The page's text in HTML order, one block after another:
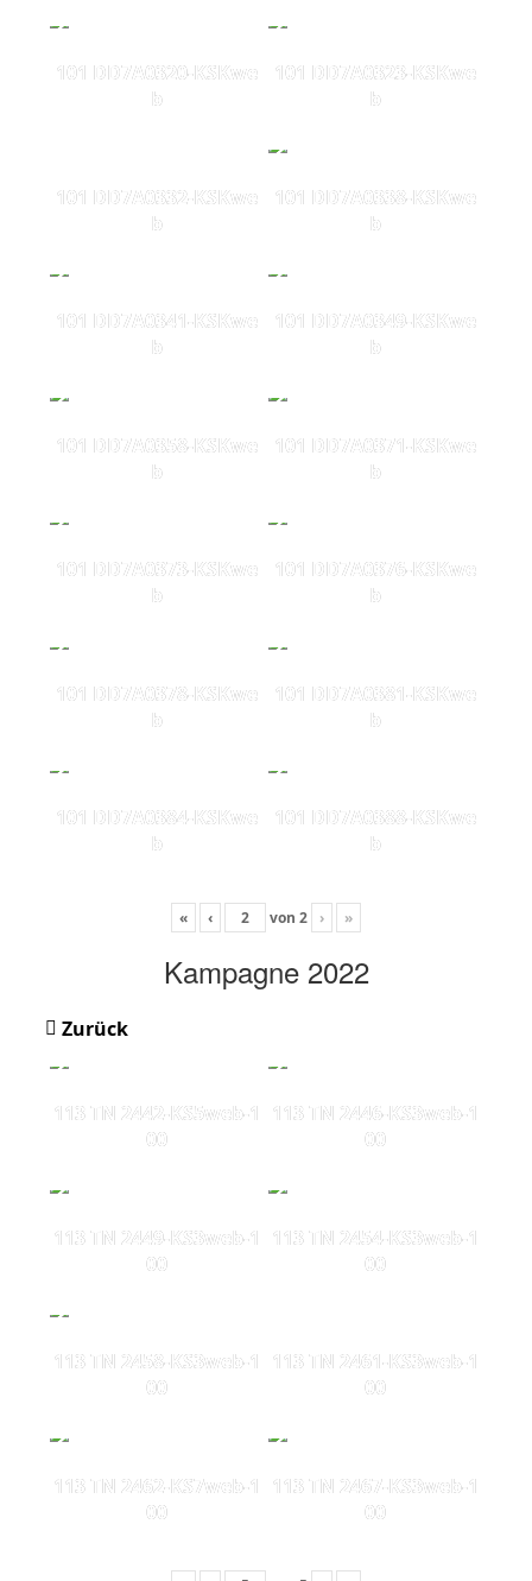
101 DD7A0320-KSKwe
b
101 DD7A0323-KSKwe
b
101 DD7A0332-KSKwe
b
101 DD7A0338-KSKwe
b
101 DD7A0341-KSKwe
b
101 DD7A0349-KSKwe
b
101 DD7A0358-KSKwe
b
101 DD7A0371-KSKwe
b
101 DD7A0373-KSKwe
b
101 DD7A0376-KSKwe
b
101 DD7A0378-KSKwe
b
101 DD7A0381-KSKwe
b
101 DD7A0384-KSKwe
b
101 DD7A0388-KSKwe
b
« ‹ von 2 › »
Kampagne 2022
Zurück
113 TN 2442-KS5web-1
00
113 TN 2446-KS3web-1
00
113 TN 2449-KS3web-1
00
113 TN 2454-KS3web-1
00
113 TN 2458-KS3web-1
00
113 TN 2461-KS3web-1
00
113 TN 2462-KS7web-1
00
113 TN 2467-KS3web-1
00